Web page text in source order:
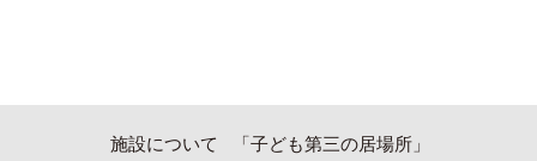
施設について
「子ども第三の居場所」